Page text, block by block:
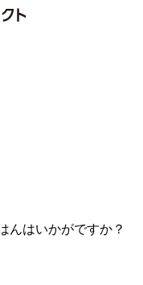
んはいかがですか？